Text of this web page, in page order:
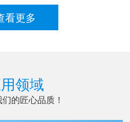
看更多
领域
的匠心品质！